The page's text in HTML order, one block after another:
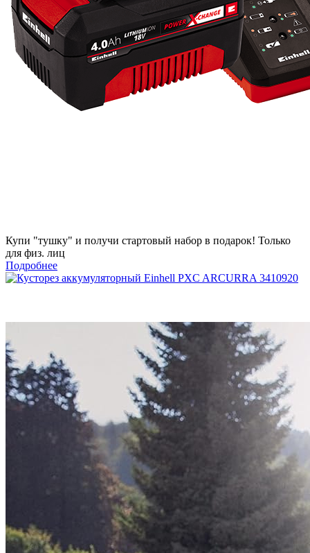
Купи "тушку" и получи стартовый набор в подарок! Только
для физ. лиц
Подробнее